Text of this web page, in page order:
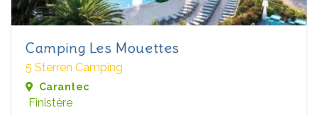
Camping Les Mouettes
5 Sterren Camping
Carantec
Finistère